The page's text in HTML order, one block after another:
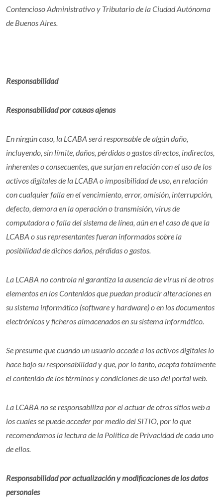
Contencioso Administrativo y Tributario de la Ciudad Autónoma
de Buenos Aires.
Responsabilidad
Responsabilidad por causas ajenas
En ningún caso, la LCABA será responsable de algún daño,
incluyendo, sin límite, daños, pérdidas o gastos directos, indirectos,
inherentes o consecuentes, que surjan en relación con el uso de los
activos digitales de la LCABA o imposibilidad de uso, en relación
con cualquier falla en el vencimiento, error, omisión, interrupción,
defecto, demora en la operación o transmisión, virus de
computadora o falla del sistema de línea, aún en el caso de que la
LCABA o sus representantes fueran informados sobre la
posibilidad de dichos daños, pérdidas o gastos.
La LCABA no controla ni garantiza la ausencia de virus ni de otros
elementos en los Contenidos que puedan producir alteraciones en
su sistema informático (software y hardware) o en los documentos
electrónicos y ficheros almacenados en su sistema informático.
Se presume que cuando un usuario accede a los activos digitales lo
hace bajo su responsabilidad y que, por lo tanto, acepta totalmente
el contenido de los términos y condiciones de uso del portal web.
La LCABA no se responsabiliza por el actuar de otros sitios web a
los cuales se puede acceder por medio del SITIO, por lo que
recomendamos la lectura de la Política de Privacidad de cada uno
de ellos.
Responsabilidad por actualización y modificaciones de los datos
personales